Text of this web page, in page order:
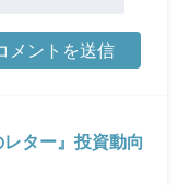
ター』投資動向